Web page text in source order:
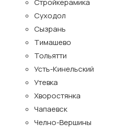
Стройкерамика
Суходол
Сызрань
Тимашево
Тольятти
Усть-Кинельский
Утевка
Хворостянка
Чапаевск
Челно-Вершины